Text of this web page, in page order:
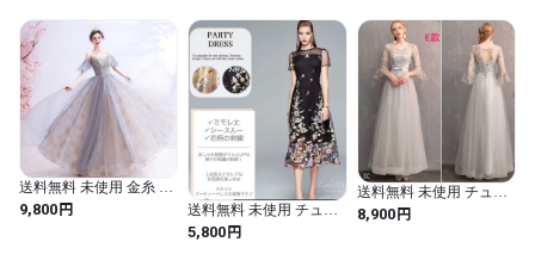
送料無料 未使用 金糸 刺
繍 ビジュー チュール ド
レス 11号 L [OPN2500]
9,800円
送料無料 未使用 チュ－
ル 花柄 刺繍 半袖 豪華
ドレス 13号 XL
5,800円
送料無料 未使用 チュー
ル サテン 刺繍 豪華 ドレ
ス 9号 M [OPN1165]
8,900円